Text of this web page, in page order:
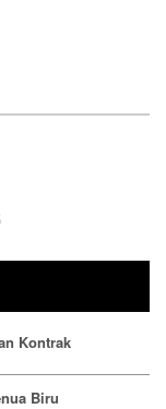
Kontrak
Biru